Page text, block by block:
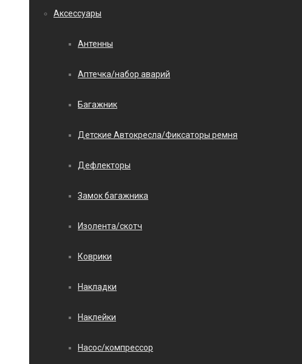
Аксессуары
Антенны
Аптечка/набор аварий
Багажник
Детские Автокресла/Фиксаторы ремня
Дефлекторы
Замок багажника
Изолента/скотч
Коврики
Накладки
Наклейки
Насос/компрессор